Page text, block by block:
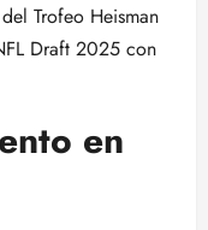
Trofeo Heisman
Draft 2025 con
en